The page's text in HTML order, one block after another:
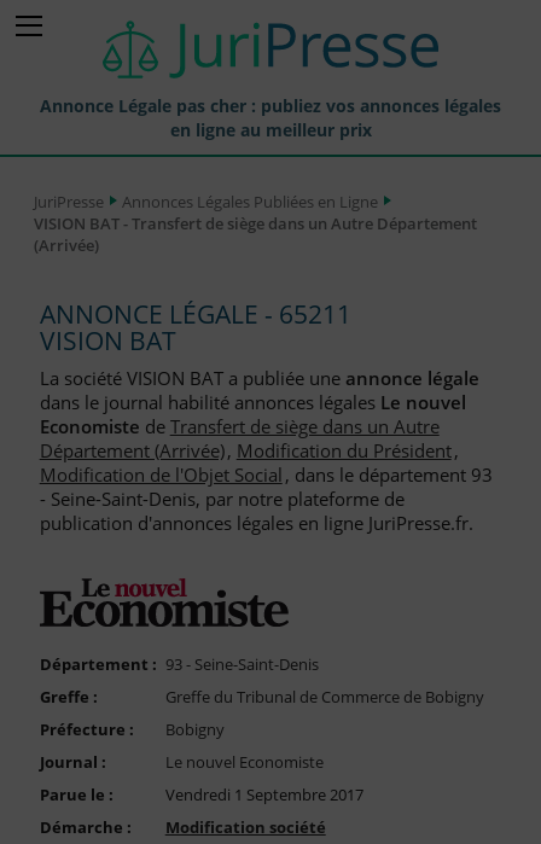
Annonce Légale pas cher : publiez vos annonces légales
en ligne au meilleur prix
Annonces Légales Publiées
Journaux Habilités (JAL) Annonces Légales
Liste des Greffes
Liste des CCI
Le Blog pour les Entreprises
Nous Contacter
JuriPresse
Annonces Légales Publiées en Ligne
VISION BAT - Transfert de siège dans un Autre Département
(Arrivée)
ANNONCE LÉGALE - 65211
VISION BAT
La société VISION BAT a publiée une annonce légale
dans le journal habilité annonces légales Le nouvel
Economiste deTransfert de siège dans un Autre
Département (Arrivée), Modification du Président,
Modification de l'Objet Social, dans le département 93
- Seine-Saint-Denis, par notre plateforme de
publication d'annonces légales en ligne JuriPresse.fr.
Département : 93 - Seine-Saint-Denis
Greffe :
Greffe du Tribunal de Commerce de Bobigny
Préfecture :
Bobigny
Journal :
Le nouvel Economiste
Parue le :
Vendredi 1 Septembre 2017
Démarche :
Modification société